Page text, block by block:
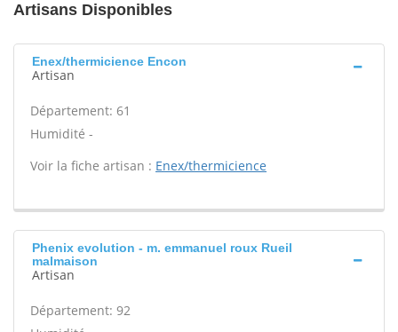
Artisans Disponibles
Enex/thermicience Encon
Artisan
Département: 61
Humidité -
Voir la fiche artisan : Enex/thermicience
Phenix evolution - m. emmanuel roux Rueil
malmaison
Artisan
Département: 92